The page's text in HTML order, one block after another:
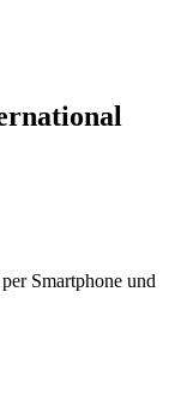
Smartphone und